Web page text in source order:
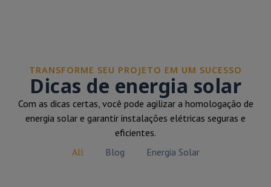
TRANSFORME SEU PROJETO EM UM SUCESSO
Dicas de energia solar
Com as dicas certas, você pode agilizar a homologação de
energia solar e garantir instalações elétricas seguras e
eficientes.
All
Blog Energia Solar